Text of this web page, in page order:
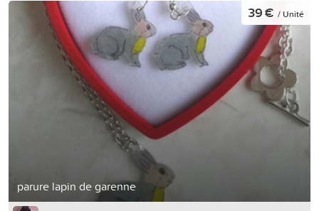
parure lapin de garenne
39 € / Unité